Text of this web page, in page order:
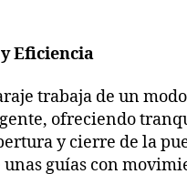
Eficiencia
trabaja de un
ofreciendo
y cierre de la
unas guías con